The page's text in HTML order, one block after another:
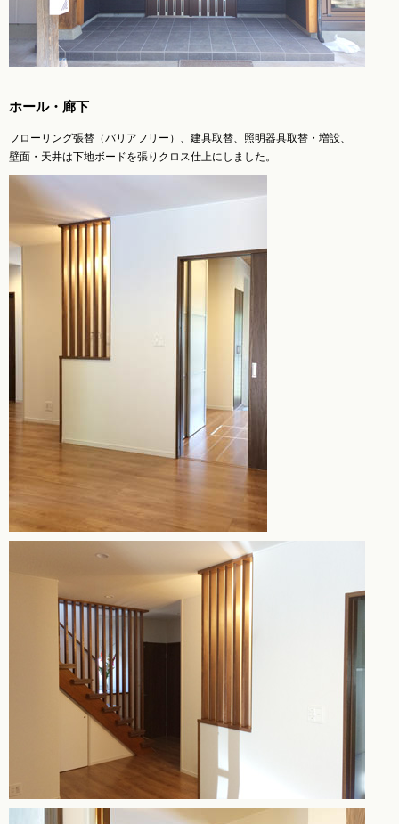
ホール・廊下
フローリング張替（バリアフリー）、建具取替、照明器具取替・増設、
壁面・天井は下地ボードを張りクロス仕上にしました。